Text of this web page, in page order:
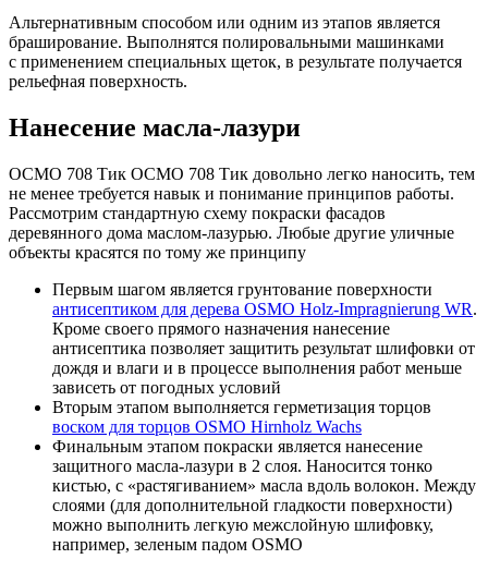
Альтернативным способом или одним из этапов является
браширование. Выполнятся полировальными машинками
с применением специальных щеток, в результате получается
рельефная поверхность.
Нанесение масла-лазури
ОСМО 708 Тик ОСМО 708 Тик довольно легко наносить, тем
не менее требуется навык и понимание принципов работы.
Рассмотрим стандартную схему покраски фасадов
деревянного дома маслом-лазурью. Любые другие уличные
объекты красятся по тому же принципу
Первым шагом является грунтование поверхности
антисептиком для дерева OSMO Holz-Impragnierung WR.
Кроме своего прямого назначения нанесение
антисептика позволяет защитить результат шлифовки от
дождя и влаги и в процессе выполнения работ меньше
зависеть от погодных условий
Вторым этапом выполняется герметизация торцов
воском для торцов OSMO Hirnholz Wachs
Финальным этапом покраски является нанесение
защитного масла-лазури в 2 слоя. Наносится тонко
кистью, с «растягиванием» масла вдоль волокон. Между
слоями (для дополнительной гладкости поверхности)
можно выполнить легкую межслойную шлифовку,
например, зеленым падом OSMO